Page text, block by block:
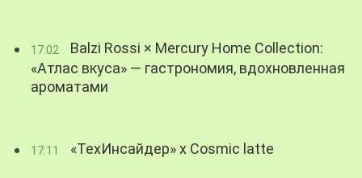
17:02
Balzi Rossi × Mercury Home Collection:
«Атлас вкуса» — гастрономия, вдохновленная
ароматами
17:11 «ТехИнсайдер» х Cosmic latte